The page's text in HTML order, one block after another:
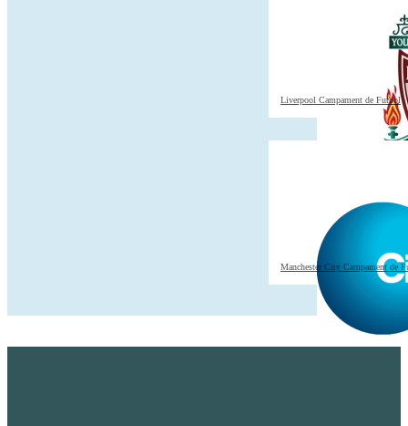
Liverpool Campament de Futbol
Manchester City Campament de